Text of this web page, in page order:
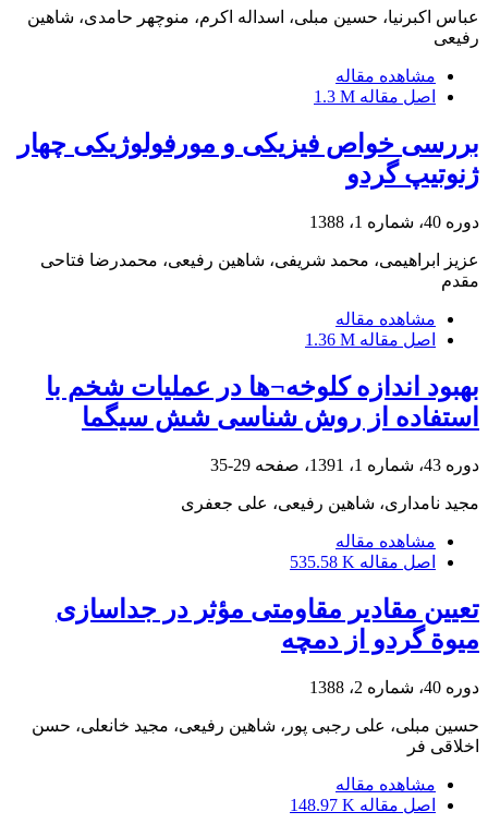
عباس اکبرنیا، حسین مبلی، اسداله اکرم، منوچهر حامدی، شاهین
رفیعی
مشاهده مقاله
اصل مقاله 1.3 M
بررسی خواص فیزیکی و مورفولوژیکی چهار
ژنوتیپ گردو
دوره 40، شماره 1، 1388
عزیز ابراهیمی، محمد شریفی، شاهین رفیعی، محمدرضا فتاحی
مقدم
مشاهده مقاله
اصل مقاله 1.36 M
بهبود اندازه کلوخه¬ها در عملیات شخم با
استفاده از روش شناسی شش سیگما
دوره 43، شماره 1، 1391، صفحه 29-35
مجید نامداری، شاهین رفیعی، علی جعفری
مشاهده مقاله
اصل مقاله 535.58 K
تعیین مقادیر مقاومتی مؤثر در جداسازی
میوة گردو از دمچه
دوره 40، شماره 2، 1388
حسین مبلی، علی رجبی پور، شاهین رفیعی، مجید خانعلی، حسن
اخلاقی فر
مشاهده مقاله
اصل مقاله 148.97 K